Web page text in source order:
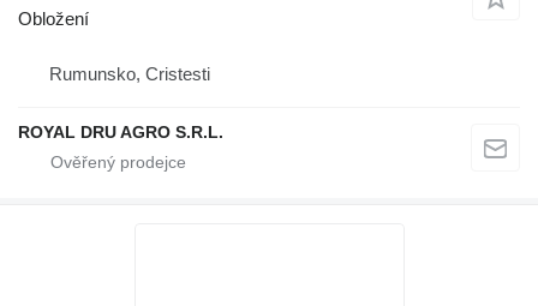
Obložení
Rumunsko, Cristesti
ROYAL DRU AGRO S.R.L.